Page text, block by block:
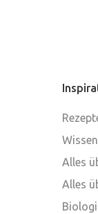
Alles
Alles